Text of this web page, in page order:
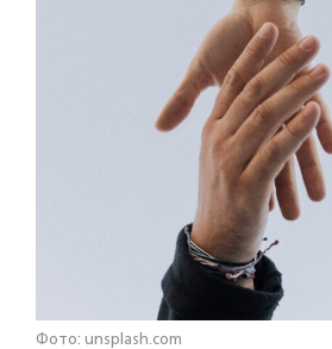
Фото: unsplash.com